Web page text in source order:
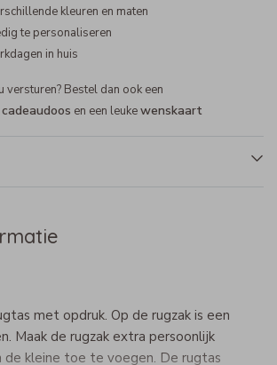
kleuren en maten
te personaliseren
in huis
versturen? Bestel dan ook een
en een leukewenskaart
met opdruk. Op de rugzak is een
Maak de rugzak extra persoonlijk
de kleine toe te voegen. De rugtas